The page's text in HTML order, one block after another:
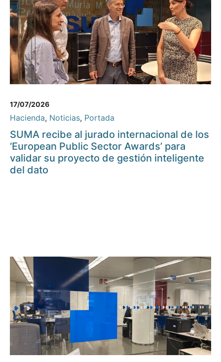
17/07/2026
Hacienda, Noticias, Portada
SUMA recibe al jurado internacional de los
‘European Public Sector Awards’ para
validar su proyecto de gestión inteligente
del dato